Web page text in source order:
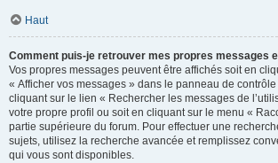
Haut
Comment puis-je retrouver mes propres messages
Vos propres messages peuvent être affichés soit en
« Afficher vos messages » dans le panneau de contrôle
cliquant sur le lien « Rechercher les messages de
votre propre profil ou soit en cliquant sur le menu «
partie supérieure du forum. Pour effectuer une
sujets, utilisez la recherche avancée et remplissez
qui vous sont disponibles.